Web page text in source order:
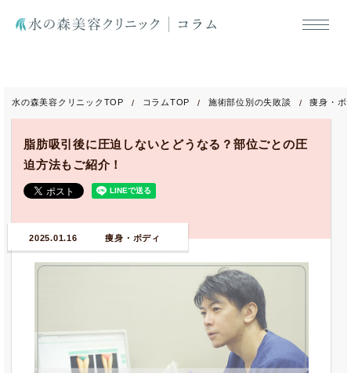
水の森美容クリニックTOP コラムTOP 施術部位別の失敗談 痩身・ボ
脂肪吸引後に圧迫しないとどうなる？部位ごとの圧
迫方法もご紹介！
2025.01.16 痩身・ボディ